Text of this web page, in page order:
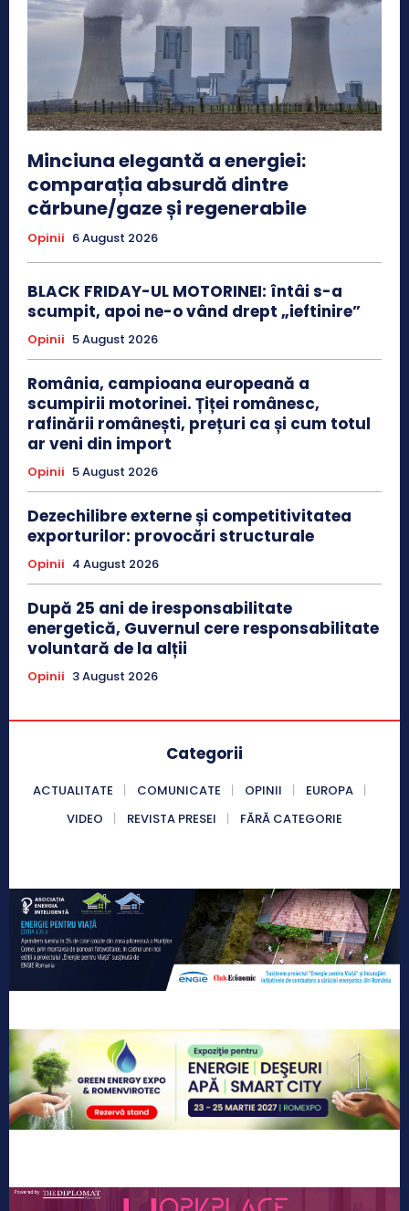
Minciuna elegantă a energiei:
comparația absurdă dintre
cărbune/gaze și regenerabile
Opinii 6 August 2026
BLACK FRIDAY-UL MOTORINEI: întâi s-a
scumpit, apoi ne-o vând drept „ieftinire”
Opinii 5 August 2026
România, campioana europeană a
scumpirii motorinei. Țiței românesc,
rafinării românești, prețuri ca și cum totul
ar veni din import
Opinii 5 August 2026
Dezechilibre externe și competitivitatea
exporturilor: provocări structurale
Opinii 4 August 2026
După 25 ani de iresponsabilitate
energetică, Guvernul cere responsabilitate
voluntară de la alții
Opinii 3 August 2026
Categorii
ACTUALITATE COMUNICATE OPINII
EUROPA
VIDEO
REVISTA PRESEI FĂRĂ CATEGORIE